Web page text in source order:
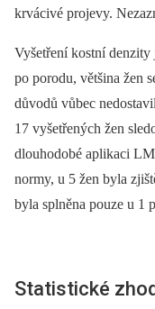
krvácivé projevy.
Vyšetření kostní
po porodu, většina žen
důvodů vůbec
17 vyšetřených žen
dlouhodobé aplikaci
normy, u 5 žen byla
byla splněna pouze u 1
Statistické